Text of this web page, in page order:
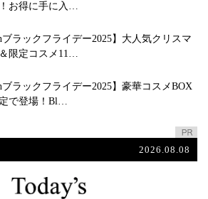
お得に手に入…
ブラックフライデー2025】大人気クリスマ
限定コスメ11…
ブラックフライデー2025】豪華コスメBOX
で登場！Bl…
2026.08.08